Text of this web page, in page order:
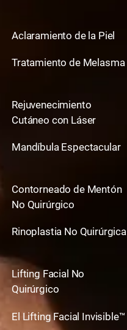
Aclaramiento de la Piel
Tratamiento de Melasma
Rejuvenecimiento
Cutáneo con Láser
Mandíbula Espectacular
Contorneado de Mentón
No Quirúrgico
Rinoplastia No Quirúrgica
Lifting Facial No
Quirúrgico
El Lifting Facial Invisible™